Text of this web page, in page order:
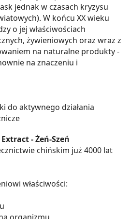
jednak w czasach kryzysu
W końcu XX wieku
o jej właściwościach
żywieniowych oraz wraz z
na naturalne produkty -
na znaczeniu i
do aktywnego działania
- Żeń-Szeń
chińskim już 4000 lat
właściwości: